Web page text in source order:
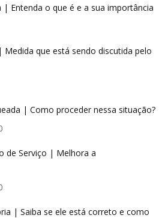
| Entenda o que é e a sua importância
que está sendo discutida pelo
| Como proceder nessa situação?
de Serviço | Melhora a
| Saiba se ele está correto e como